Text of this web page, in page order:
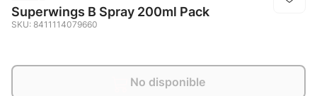
Superwings B Spray 200ml Pack
SKU: 8411114079660
No disponible
4. mochila
5.